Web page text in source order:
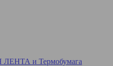
и Термобумага